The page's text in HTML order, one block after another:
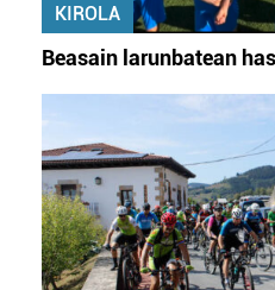
KIROLA
Beasain larunbatean